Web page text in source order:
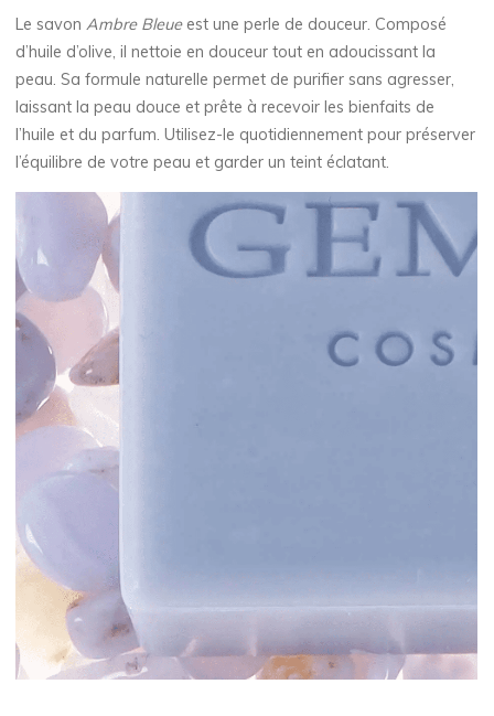
Le savonAmbre Bleueest une perle de douceur. Composé
d’huile d’olive, il nettoie en douceur tout en adoucissant la
peau. Sa formule naturelle permet de purifier sans agresser,
laissant la peau douce et prête à recevoir les bienfaits de
l’huile et du parfum. Utilisez-le quotidiennement pour préserver
l’équilibre de votre peau et garder un teint éclatant.